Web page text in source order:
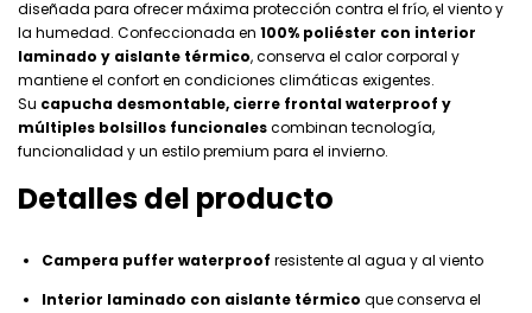
diseñada para ofrecer máxima protección contra el frío, el viento y
la humedad. Confeccionada en 100% poliéster con interior
laminado y aislante térmico, conserva el calor corporal y
mantiene el confort en condiciones climáticas exigentes.
Su capucha desmontable, cierre frontal waterproof y
múltiples bolsillos funcionalescombinan tecnología,
funcionalidad y un estilo premium para el invierno.
Detalles del producto
Campera puffer waterproof resistente al agua y al viento
Interior laminado con aislante térmico que conserva el